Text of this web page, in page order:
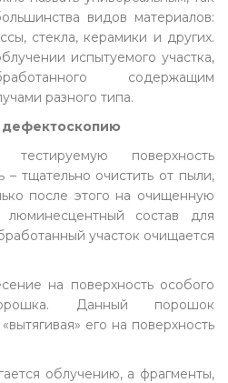
видов материалов:
стекла, керамики и других.
испытуемого участка,
содержащим
разного типа.
дефектоскопию
поверхность
– тщательно очистить от пыли,
после этого на очищенную
люминесцентный состав для
участок очищается
на поверхность особого
Данный порошок
его на поверхность
облучению, а фрагменты,